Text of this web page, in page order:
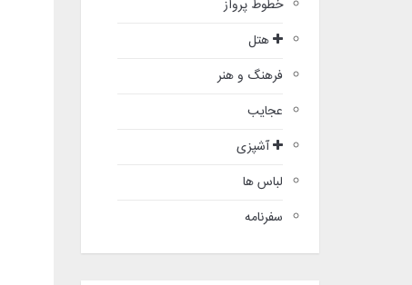
خطوط پرواز
هتل
فرهنگ و هنر
عجایب
آشپزی
لباس ها
سفرنامه